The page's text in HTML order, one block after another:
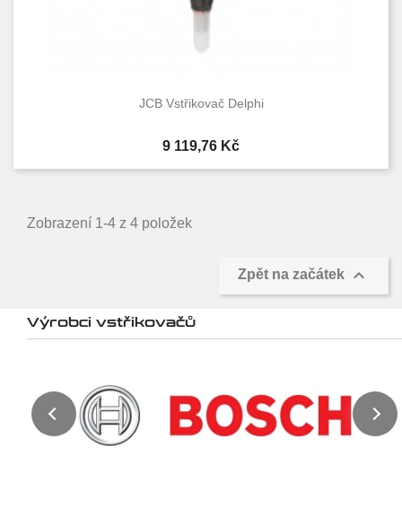
JCB Vstřikovač Delphi
Cena
9 119,76 Kč
Zobrazení 1-4 z 4 položek
Zpět na začátek 
Výrobci vstřikovačů